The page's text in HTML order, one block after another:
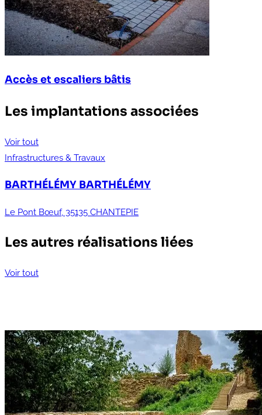
Accès et escaliers bâtis
Les implantations associées
Voir tout
Infrastructures & Travaux
BARTHÉLÉMY BARTHÉLÉMY
Le Pont Bœuf, 35135 CHANTEPIE
Les autres réalisations liées
Voir tout